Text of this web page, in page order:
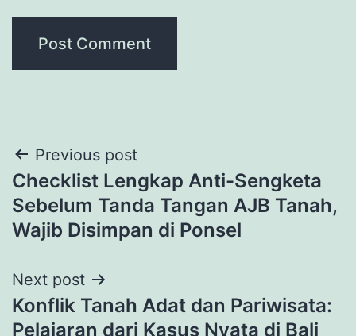
Post
navigation
Previous post
Checklist Lengkap Anti-Sengketa
Sebelum Tanda Tangan AJB Tanah,
Wajib Disimpan di Ponsel
Next post
Konflik Tanah Adat dan Pariwisata:
Pelajaran dari Kasus Nyata di Bali